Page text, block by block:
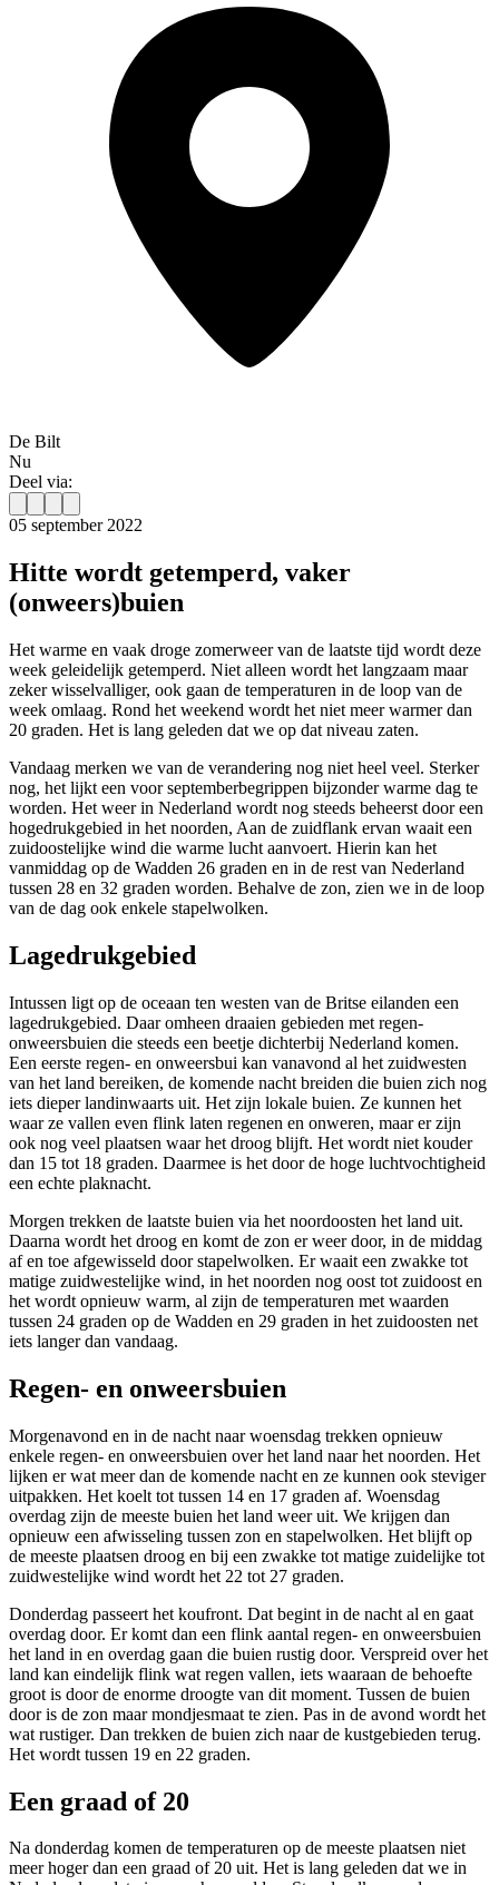
De Bilt
Nu
Deel via:
05 september 2022
Hitte wordt getemperd, vaker
(onweers)buien
Het warme en vaak droge zomerweer van de laatste tijd wordt deze
week geleidelijk getemperd. Niet alleen wordt het langzaam maar
zeker wisselvalliger, ook gaan de temperaturen in de loop van de
week omlaag. Rond het weekend wordt het niet meer warmer dan
20 graden. Het is lang geleden dat we op dat niveau zaten.
Vandaag merken we van de verandering nog niet heel veel. Sterker
nog, het lijkt een voor septemberbegrippen bijzonder warme dag te
worden. Het weer in Nederland wordt nog steeds beheerst door een
hogedrukgebied in het noorden, Aan de zuidflank ervan waait een
zuidoostelijke wind die warme lucht aanvoert. Hierin kan het
vanmiddag op de Wadden 26 graden en in de rest van Nederland
tussen 28 en 32 graden worden. Behalve de zon, zien we in de loop
van de dag ook enkele stapelwolken.
Lagedrukgebied
Intussen ligt op de oceaan ten westen van de Britse eilanden een
lagedrukgebied. Daar omheen draaien gebieden met regen-
onweersbuien die steeds een beetje dichterbij Nederland komen.
Een eerste regen- en onweersbui kan vanavond al het zuidwesten
van het land bereiken, de komende nacht breiden die buien zich nog
iets dieper landinwaarts uit. Het zijn lokale buien. Ze kunnen het
waar ze vallen even flink laten regenen en onweren, maar er zijn
ook nog veel plaatsen waar het droog blijft. Het wordt niet kouder
dan 15 tot 18 graden. Daarmee is het door de hoge luchtvochtigheid
een echte plaknacht.
Morgen trekken de laatste buien via het noordoosten het land uit.
Daarna wordt het droog en komt de zon er weer door, in de middag
af en toe afgewisseld door stapelwolken. Er waait een zwakke tot
matige zuidwestelijke wind, in het noorden nog oost tot zuidoost en
het wordt opnieuw warm, al zijn de temperaturen met waarden
tussen 24 graden op de Wadden en 29 graden in het zuidoosten net
iets langer dan vandaag.
Regen- en onweersbuien
Morgenavond en in de nacht naar woensdag trekken opnieuw
enkele regen- en onweersbuien over het land naar het noorden. Het
lijken er wat meer dan de komende nacht en ze kunnen ook steviger
uitpakken. Het koelt tot tussen 14 en 17 graden af. Woensdag
overdag zijn de meeste buien het land weer uit. We krijgen dan
opnieuw een afwisseling tussen zon en stapelwolken. Het blijft op
de meeste plaatsen droog en bij een zwakke tot matige zuidelijke tot
zuidwestelijke wind wordt het 22 tot 27 graden.
Donderdag passeert het koufront. Dat begint in de nacht al en gaat
overdag door. Er komt dan een flink aantal regen- en onweersbuien
het land in en overdag gaan die buien rustig door. Verspreid over het
land kan eindelijk flink wat regen vallen, iets waaraan de behoefte
groot is door de enorme droogte van dit moment. Tussen de buien
door is de zon maar mondjesmaat te zien. Pas in de avond wordt het
wat rustiger. Dan trekken de buien zich naar de kustgebieden terug.
Het wordt tussen 19 en 22 graden.
Een graad of 20
Na donderdag komen de temperaturen op de meeste plaatsen niet
meer hoger dan een graad of 20 uit. Het is lang geleden dat we in